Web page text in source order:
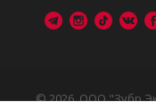
© 2026, ООО "Зубр